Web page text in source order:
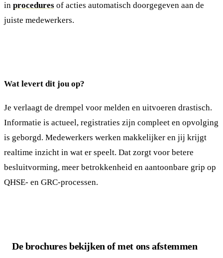
in procedures of acties automatisch doorgegeven aan de
juiste medewerkers.
Wat levert dit jou op?
Je verlaagt de drempel voor melden en uitvoeren drastisch.
Informatie is actueel, registraties zijn compleet en opvolging
is geborgd. Medewerkers werken makkelijker en jij krijgt
realtime inzicht in wat er speelt. Dat zorgt voor betere
besluitvorming, meer betrokkenheid en aantoonbare grip op
QHSE- en GRC-processen.
De brochures bekijken of met ons afstemmen